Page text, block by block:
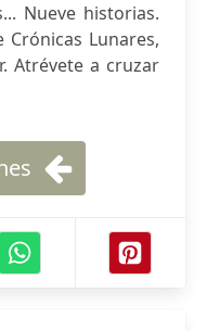
Nueve historias.
Lunares,
Atrévete a cruzar